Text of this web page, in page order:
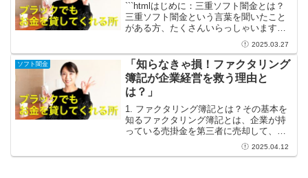
```htmlはじめに：三重ソフト闇金とは？
三重ソフト闇金という言葉を聞いたこと
がある方、たくさんいらっしゃいますよ
ね。この言葉にはどこか不気味で神秘的
な響きがあり、何となく後ろめたい想像
が膨らんでしまいます。しかし、これが
何を意味するのか...
2025.03.27
ソフト闇金
「知らなきゃ損！ファクタリング
簿記が企業経営を救う理由と
は？」
1. ファクタリング簿記とは？その基本を
知るファクタリング簿記とは、企業が持
っている売掛金を第三者に売却して、す
ぐに資金を得る仕組みのことを指しま
す。特に中小企業にとって、この方法は
2025.04.12